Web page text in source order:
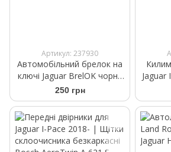
Артикул: 237930
Автомобільний брелок на
ключі Jaguar BrelOK чорна
замша
250 грн
Jaguar